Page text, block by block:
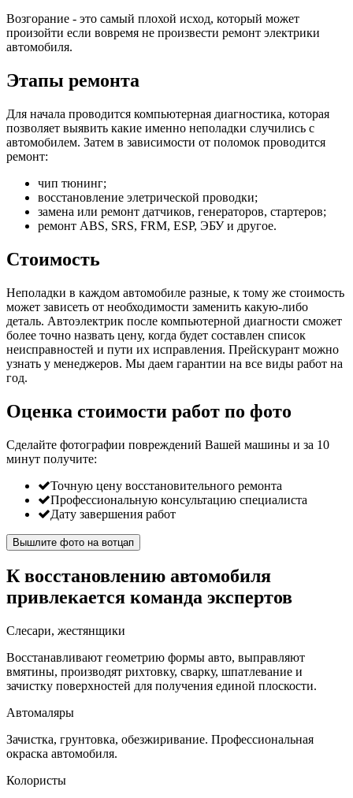
Возгорание - это самый плохой исход, который может
произойти если вовремя не произвести ремонт электрики
автомобиля.
Этапы ремонта
Для начала проводится компьютерная диагностика, которая
позволяет выявить какие именно неполадки случились с
автомобилем. Затем в зависимости от поломок проводится
ремонт:
чип тюнинг;
восстановление элетрической проводки;
замена или ремонт датчиков, генераторов, стартеров;
ремонт ABS, SRS, FRM, ESP, ЭБУ и другое.
Стоимость
Неполадки в каждом автомобиле разные, к тому же стоимость
может зависеть от необходимости заменить какую-либо
деталь. Автоэлектрик после компьютерной диагности сможет
более точно назвать цену, когда будет составлен список
неисправностей и пути их исправления. Прейскурант можно
узнать у менеджеров. Мы даем гарантии на все виды работ на
год.
Оценка стоимости работ по фото
Сделайте фотографии повреждений Вашей машины и за 10
минут получите:
Точную цену восстановительного ремонта
Профессиональную консультацию специалиста
Дату завершения работ
Вышлите фото на вотцап
К восстановлению автомобиля
привлекается команда экспертов
Слесари, жестянщики
Восстанавливают геометрию формы авто, выправляют
вмятины, производят рихтовку, сварку, шпатлевание и
зачистку поверхностей для получения единой плоскости.
Автомаляры
Зачистка, грунтовка, обезжиривание. Профессиональная
окраска автомобиля.
Колористы